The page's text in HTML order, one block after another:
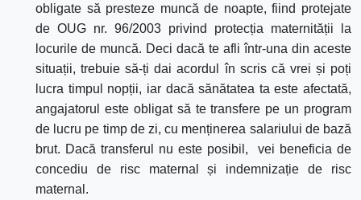
obligate să presteze muncă de noapte, fiind protejate
de OUG nr. 96/2003 privind protecția maternității la
locurile de muncă. Deci dacă te afli într-una din aceste
situații, trebuie să-ți dai acordul în scris că vrei și poți
lucra timpul nopții, iar dacăsănătatea ta este afectată,
angajatorul este obligat să te transfere pe un program
de lucru pe timp de zi, cu menținerea salariului de bază
brut. Dacă transferul nu este posibil, vei beneficia de
concediu de risc maternal și indemnizație de risc
maternal.